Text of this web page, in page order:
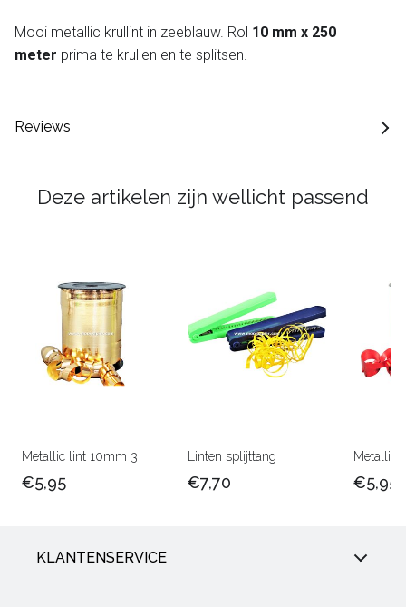
Mooi metallic krullint in zeeblauw. Rol 10 mm x 250
meter prima te krullen en te splitsen.
Reviews
Deze artikelen zijn wellicht passend
Metallic lint 10mm 3
€5,95
Linten splijttang
€7,70
Metallic
€5,95
KLANTENSERVICE